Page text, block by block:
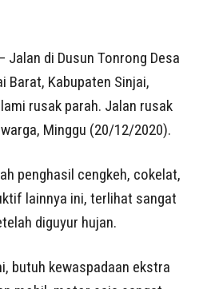
Jalan di Dusun Tonrong Desa
Barat, Kabupaten Sinjai,
rusak parah. Jalan rusak
Minggu (20/12/2020).
penghasil cengkeh, cokelat,
lainnya ini, terlihat sangat
diguyur hujan.
butuh kewaspadaan ekstra